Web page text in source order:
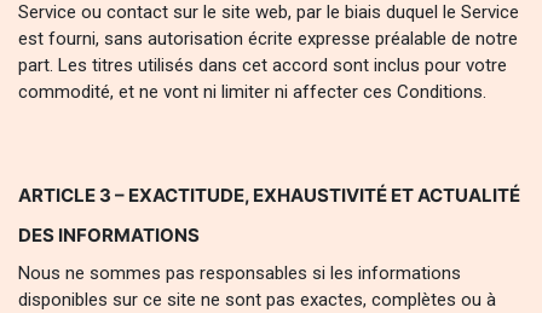
Service ou contact sur le site web, par le biais duquel le Service
est fourni, sans autorisation écrite expresse préalable de notre
part. Les titres utilisés dans cet accord sont inclus pour votre
commodité, et ne vont ni limiter ni affecter ces Conditions.
ARTICLE 3 – EXACTITUDE, EXHAUSTIVITÉ ET ACTUALITÉ
DES INFORMATIONS
Nous ne sommes pas responsables si les informations
disponibles sur ce site ne sont pas exactes, complètes ou à